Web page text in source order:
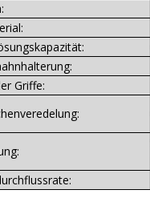
Griffe: